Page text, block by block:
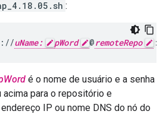
:
uName: pWord @remoteRepo
é o nome de usuário e a senha
acima para o repositório e
IP ou nome DNS do nó do